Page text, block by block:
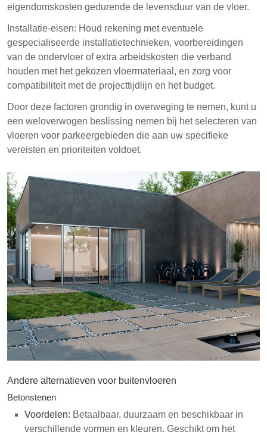
eigendomskosten gedurende de levensduur van de vloer.
Installatie-eisen: Houd rekening met eventuele
gespecialiseerde installatietechnieken, voorbereidingen
van de ondervloer of extra arbeidskosten die verband
houden met het gekozen vloermateriaal, en zorg voor
compatibiliteit met de projecttijdlijn en het budget.
Door deze factoren grondig in overweging te nemen, kunt u
een weloverwogen beslissing nemen bij het selecteren van
vloeren voor parkeergebieden die aan uw specifieke
vereisten en prioriteiten voldoet.
Andere alternatieven voor buitenvloeren
Betonstenen
Voordelen: Betaalbaar, duurzaam en beschikbaar in
verschillende vormen en kleuren. Geschikt om het